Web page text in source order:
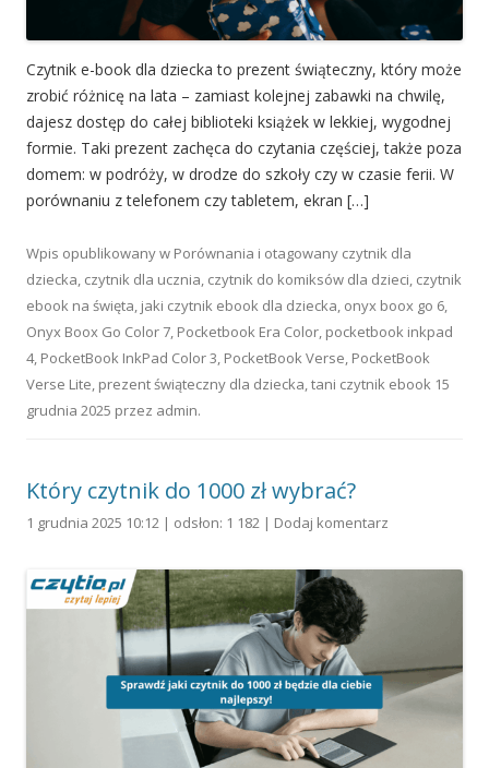
Czytnik e-book dla dziecka to prezent świąteczny, który może
zrobić różnicę na lata – zamiast kolejnej zabawki na chwilę,
dajesz dostęp do całej biblioteki książek w lekkiej, wygodnej
formie. Taki prezent zachęca do czytania częściej, także poza
domem: w podróży, w drodze do szkoły czy w czasie ferii. W
porównaniu z telefonem czy tabletem, ekran […]
Wpis opublikowany w Porównania i otagowany czytnik dla
dziecka, czytnik dla ucznia, czytnik do komiksów dla dzieci, czytnik
ebook na święta, jaki czytnik ebook dla dziecka, onyx boox go 6,
Onyx Boox Go Color 7, Pocketbook Era Color, pocketbook inkpad
4, PocketBook InkPad Color 3, PocketBook Verse, PocketBook
Verse Lite, prezent świąteczny dla dziecka,tani czytnik ebook 15
grudnia 2025 przez admin.
Który czytnik do 1000 zł wybrać?
1 grudnia 2025 10:12 | odsłon: 1 182 | Dodaj komentarz